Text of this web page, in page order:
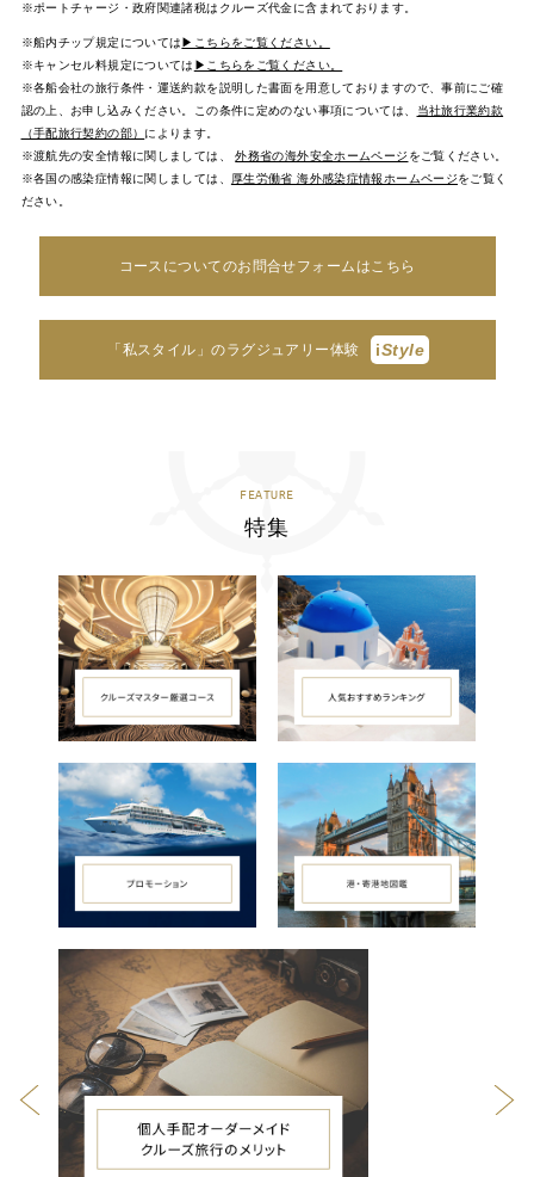
※ポートチャージ・政府関連諸税はクルーズ代金に含まれております。
※船内チップ規定については ▶こちらをご覧ください。
※キャンセル料規定については ▶こちらをご覧ください。
※各船会社の旅行条件・運送約款を説明した書面を用意しておりますので、事前にご確
認の上、お申し込みください。この条件に定めのない事項については、
当社旅行業約款
（手配旅行契約の部） によります。
※渡航先の安全情報に関しましては、外務省の海外安全ホームページ をご覧ください。
※各国の感染症情報に関しましては、
厚生労働省 海外感染症情報ホームページをご覧く
ださい。
コースについてのお問合せフォームはこちら
「私スタイル」のラグジュアリー体験 iStyle
FEATURE
特集